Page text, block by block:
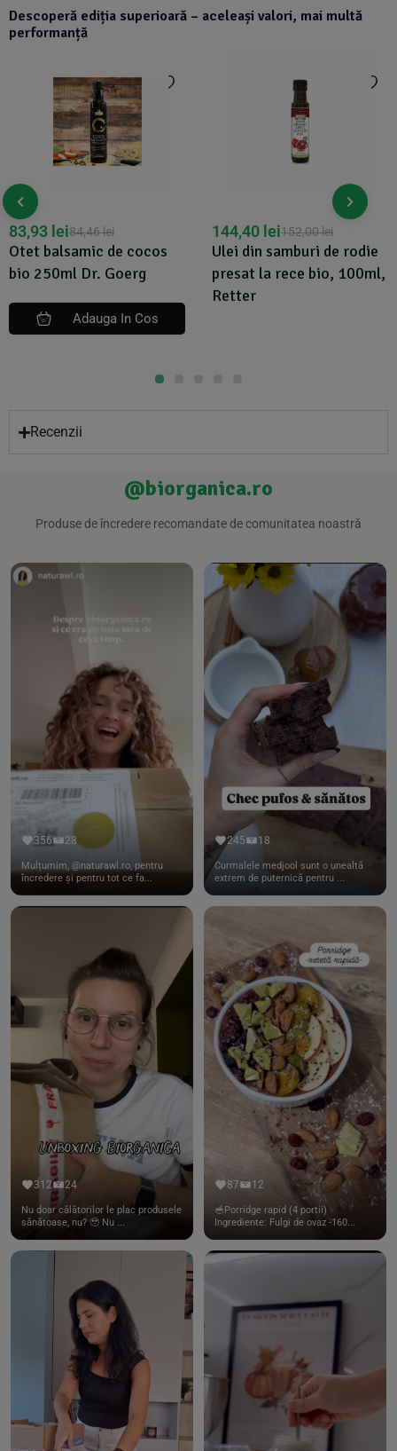
Descoperă ediția superioară – aceleași valori, mai multă
performanță
Otet balsamic de cocos
bio 250ml Dr. Goerg
84,46lei
83,93 lei
Adauga In Cos
Ulei din samburi de rodie
presat la rece bio, 100ml,
Retter
152,00lei
144,40 lei
Recenzii
@biorganica.ro
Produse de încredere recomandate de comunitatea noastră
356 28
Mulțumim, @naturawl.ro, pentru
încredere și pentru tot ce fa...
245 18
Curmalele medjool sunt o unealtă
extrem de puternică pentru ...
312 24
Nu doar călătorilor le plac produsele
sănătoase, nu? 🥹 Nu ...
87 12
🥣Porridge rapid (4 portii)
Ingrediente: Fulgi de ovaz -160...